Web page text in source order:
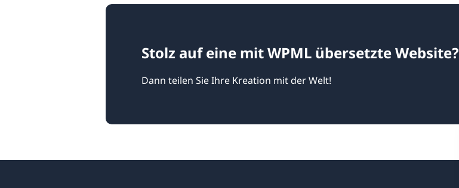
Stolz auf eine mit WPML übersetzte Website?
Dann teilen Sie Ihre Kreation mit der Welt!